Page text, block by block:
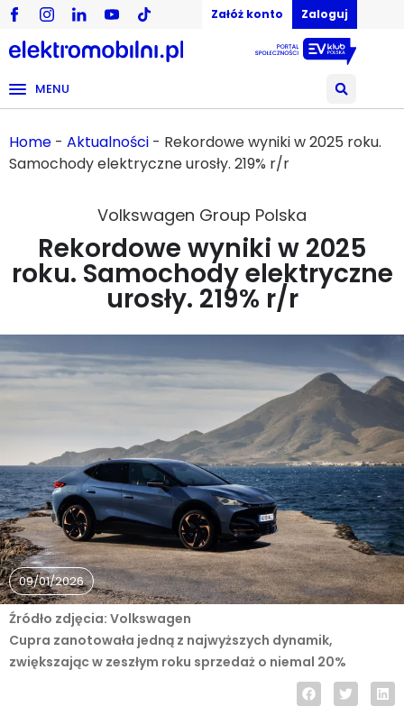
Załóż konto Zaloguj
MENU
Home - Aktualności - Rekordowe wyniki w 2025 roku.
Samochody elektryczne urosły. 219% r/r
Volkswagen Group Polska
Rekordowe wyniki w 2025
roku. Samochody elektryczne
urosły. 219% r/r
09/01/2026
Cupra zanotowała jedną z najwyższych dynamik,
zwiększając w zeszłym roku sprzedaż o niemal 20%
Źródło zdjęcia: Volkswagen